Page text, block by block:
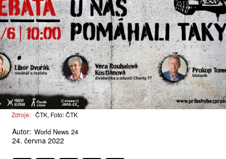
Zdroje: ČTK, Foto: ČTK
Autor: World News 24
24. června 2022